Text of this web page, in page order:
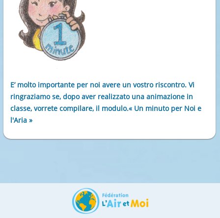
E’ molto importante per noi avere un vostro riscontro. Vi
ringraziamo se, dopo aver realizzato una animazione in
classe, vorrete compilare, il modulo.« Un minuto per Noi e
l'Aria »